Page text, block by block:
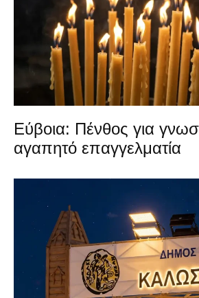
Εύβοια: Πένθος για
αγαπητό επαγγελματία